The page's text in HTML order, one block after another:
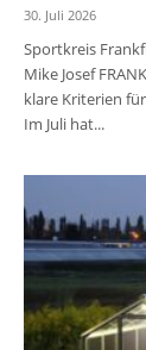
30. Juli 2026
Sportkreis
Mike Josef
klare Kriterien
Im Juli hat...